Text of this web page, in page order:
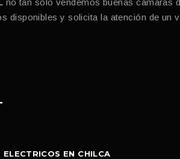
no tan sólo vendemos buenas cámaras
disponibles y solicita la atención de un
ELECTRICOS EN CHILCA